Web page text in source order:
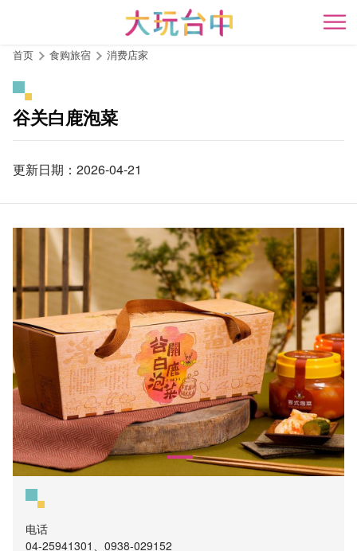
开
首页 食购旅宿 消费店家
谷关白鹿泡菜
更新日期：2026-04-21
电话
04-25941301、0938-029152